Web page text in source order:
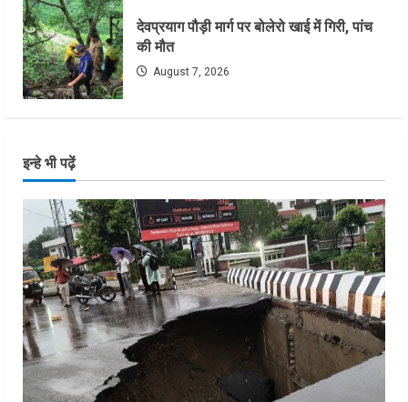
देवप्रयाग पौड़ी मार्ग पर बोलेरो खाई में गिरी, पांच
की मौत
August 7, 2026
इन्हे भी पढ़ें